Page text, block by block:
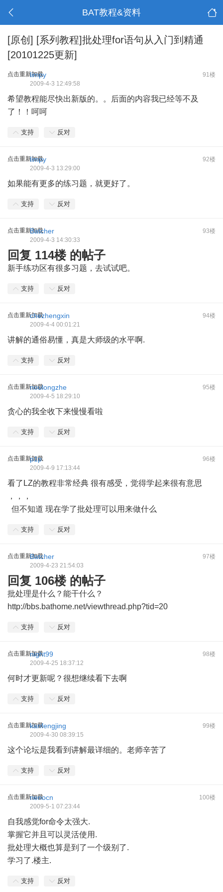
BAT教程&资料
[原创] [系列教程]批处理for语句从入门到精通
[20101225更新]
点击重新加载 91楼
limpy
2009-4-3 12:49:58
希望教程能尽快出新版的。。后面的内容我已经等不及
了！！呵呵
支持 反对
点击重新加载 92楼
limpy
2009-4-3 13:29:00
如果能有更多的练习题，就更好了。
支持 反对
点击重新加载 93楼
Batcher
2009-4-3 14:30:33
回复 114楼 的帖子
新手练功区有很多习题，去试试吧。
支持 反对
点击重新加载 94楼
chezhengxin
2009-4-4 00:01:21
讲解的通俗易懂，真是大师级的水平啊.
支持 反对
点击重新加载 95楼
noulongzhe
2009-4-5 18:29:10
贪心的我全收下来慢慢看啦
支持 反对
点击重新加载 96楼
p1p
2009-4-9 17:13:44
看了LZ的教程非常经典 很有感受，觉得学起来很有意思
，，，
但不知道 现在学了批处理可以用来做什么
支持 反对
点击重新加载 97楼
Batcher
2009-4-23 21:54:03
回复 106楼 的帖子
批处理是什么？能干什么？
http://bbs.bathome.net/viewthread.php?tid=20
支持 反对
点击重新加载 98楼
night99
2009-4-25 18:37:12
何时才更新呢？很想继续看下去啊
支持 反对
点击重新加载 99楼
kanfengjing
2009-4-30 08:39:15
这个论坛是我看到讲解最详细的。老师辛苦了
支持 反对
点击重新加载 100楼
nenocn
2009-5-1 07:23:44
自我感觉for命令太强大.
掌握它并且可以灵活使用.
批处理大概也算是到了一个级别了.
学习了.楼主.
支持 反对